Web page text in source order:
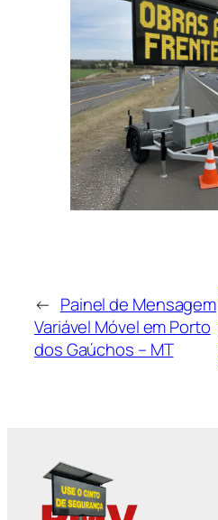
← Painel de Mensagem
Variável Móvel em Porto
dos Gaúchos – MT